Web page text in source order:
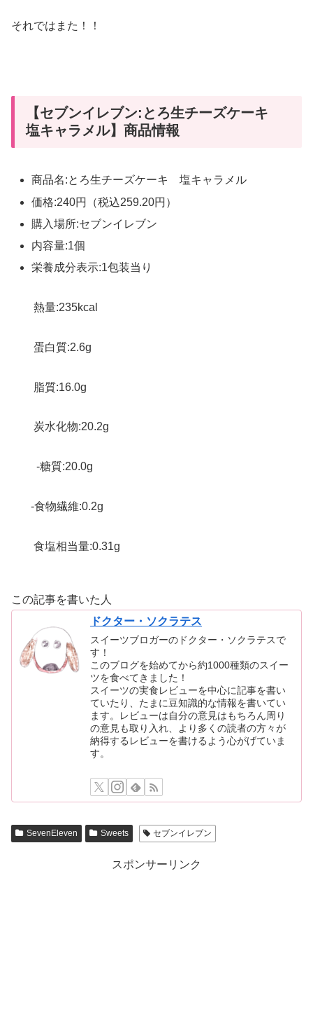
それではまた！！
【セブンイレブン:とろ生チーズケーキ
塩キャラメル】商品情報
商品名:とろ生チーズケーキ 塩キャラメル
価格:240円（税込259.20円）
購入場所:セブンイレブン
内容量:1個
栄養成分表示:1包装当り
熱量:235kcal
蛋白質:2.6g
脂質:16.0g
炭水化物:20.2g
-糖質:20.0g
-食物繊維:0.2g
食塩相当量:0.31g
この記事を書いた人
ドクター・ソクラテス
スイーツブロガーのドクター・ソクラテスで
す！
このブログを始めてから約1000種類のスイー
ツを食べてきました！
スイーツの実食レビューを中心に記事を書い
ていたり、たまに豆知識的な情報を書いてい
ます。レビューは自分の意見はもちろん周り
の意見も取り入れ、より多くの読者の方々が
納得するレビューを書けるよう心がげていま
す。
SevenEleven Sweets セブンイレブン
スポンサーリンク